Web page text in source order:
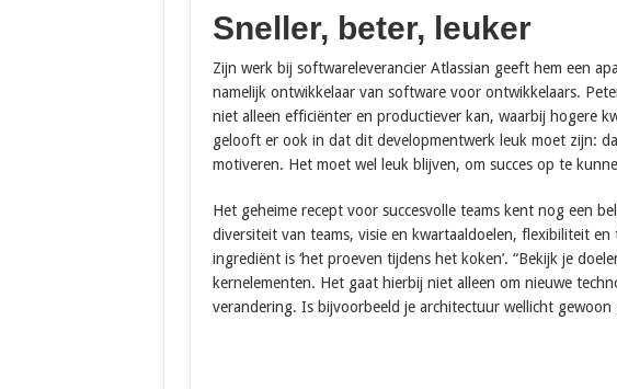
Sneller, beter, leuker
Zijn werk bij softwareleverancier Atlassian geeft hem een
namelijk ontwikkelaar van software voor ontwikkelaars.
niet alleen efficiënter en productiever kan, waarbij hogere
gelooft er ook in dat dit developmentwerk leuk moet zijn:
motiveren. Het moet wel leuk blijven, om succes op te
Het geheime recept voor succesvolle teams kent nog een
diversiteit van teams, visie en kwartaaldoelen, flexibiliteit
ingrediënt is ‘het proeven tijdens het koken’. “Bekijk je
kernelementen. Het gaat hierbij niet alleen om nieuwe
verandering. Is bijvoorbeeld je architectuur wellicht gewoon